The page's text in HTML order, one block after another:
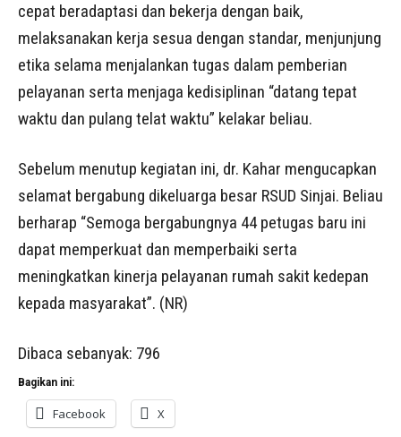
cepat beradaptasi dan bekerja dengan baik,
melaksanakan kerja sesua dengan standar, menjunjung
etika selama menjalankan tugas dalam pemberian
pelayanan serta menjaga kedisiplinan “datang tepat
waktu dan pulang telat waktu” kelakar beliau.
Sebelum menutup kegiatan ini, dr. Kahar mengucapkan
selamat bergabung dikeluarga besar RSUD Sinjai. Beliau
berharap “Semoga bergabungnya 44 petugas baru ini
dapat memperkuat dan memperbaiki serta
meningkatkan kinerja pelayanan rumah sakit kedepan
kepada masyarakat”. (NR)
Dibaca sebanyak: 796
Bagikan ini:
Facebook X